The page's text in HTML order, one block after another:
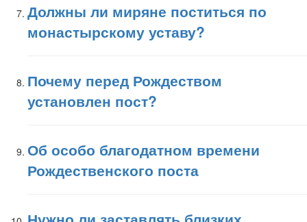
Должны ли миряне поститься по
монастырскому уставу?
Почему перед Рождеством
установлен пост?
Об особо благодатном времени
Рождественского поста